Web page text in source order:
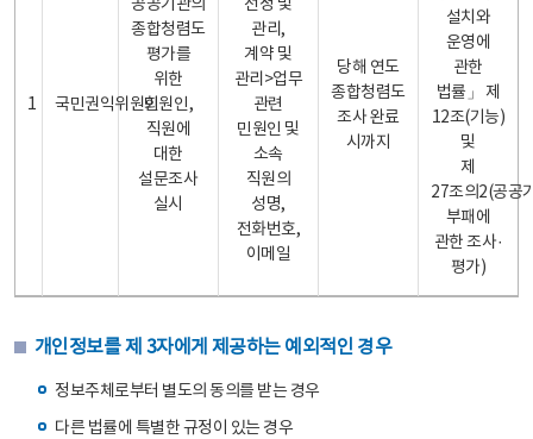
1 국민권익위원회
공공기관의
종합청렴도
평가를
위한
민원인,
직원에
대한
설문조사
실시
선정 및
관리,
계약 및
관리>업무
관련
민원인 및
소속
직원의
성명,
전화번호,
이메일
당해 연도
종합청렴도
조사 완료
시까지
설치와
운영에
관한
법률」 제
12조(기능)
및
제
27조의2(공공
부패에
관한 조사·
평가)
개인정보를 제 3자에게 제공하는 예외적인 경우
정보주체로부터 별도의 동의를 받는 경우
다른 법률에 특별한 규정이 있는 경우